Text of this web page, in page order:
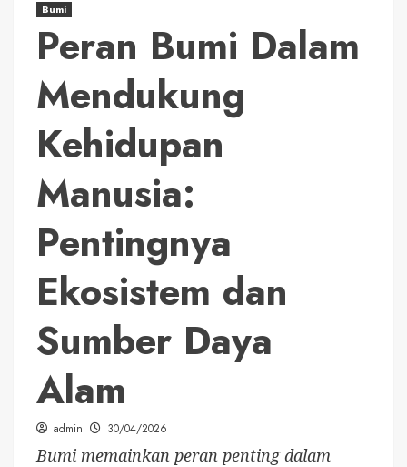
Bumi
Peran Bumi Dalam
Mendukung
Kehidupan
Manusia:
Pentingnya
Ekosistem dan
Sumber Daya
Alam
admin 30/04/2026
Bumi memainkan peran penting dalam